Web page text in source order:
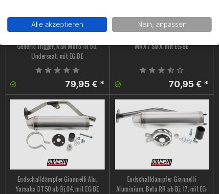
Generic Trigger, KSR Moto TR 50,
Underseat, mit EG-BE
79,95 € *
MRX / SMX, mit EG-BE
70,95 € *
Endschalldämpfer Giannelli Alu,
Yamaha DT 50 ab Bj.04, mit EG-BE
Endschalldämpfer Giannelli
Aluminium, Beta RR ab Bj. 17, mit EG-
Alle akzeptieren Nein, anpassen